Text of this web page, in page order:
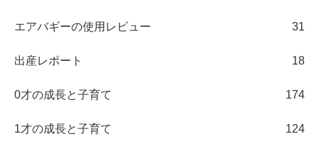
エアバギーの使用レビュー 31
出産レポート 18
0才の成長と子育て 174
1才の成長と子育て 124